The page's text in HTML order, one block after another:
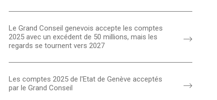
Le Grand Conseil genevois accepte les comptes
2025 avec un excédent de 50 millions, mais les
regards se tournent vers 2027
Les comptes 2025 de l'Etat de Genève acceptés
par le Grand Conseil